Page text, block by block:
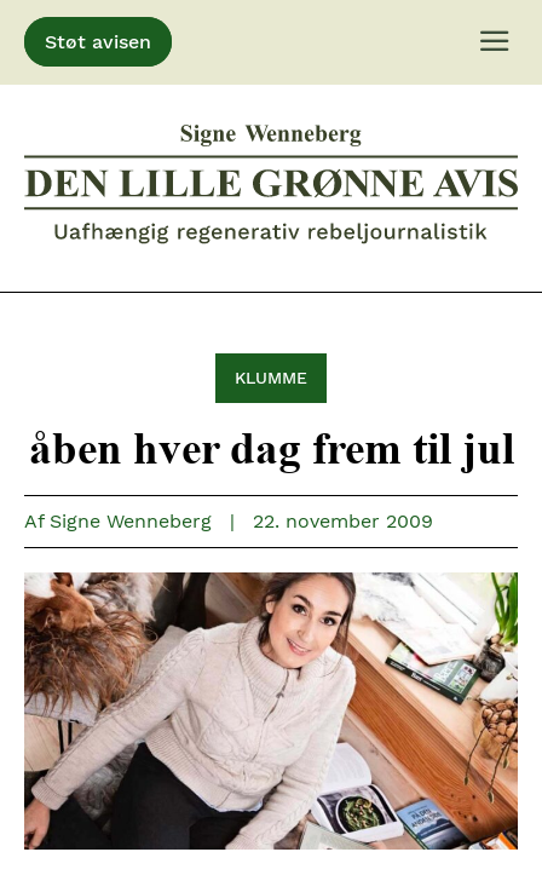
Gå
til
indhold
Støt avisen
KLUMME
åben hver dag frem til jul
Af Signe Wenneberg | 22. november 2009